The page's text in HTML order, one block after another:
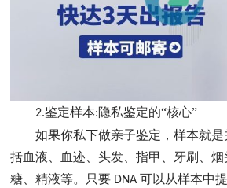
2.鉴定样本:隐私鉴定的“核心”
如果你私下做亲子鉴定，样本就
括血液、血迹、头发、指甲、牙刷、
糖、精液等。只要 DNA 可以从样本中